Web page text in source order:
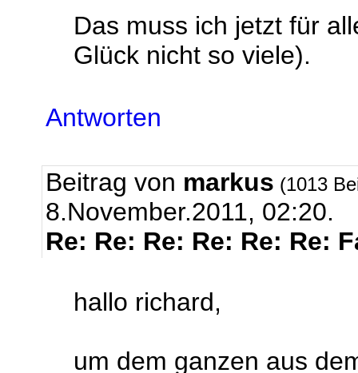
Das muss ich jetzt für
Glück nicht so viele).
Antworten
Beitrag von markus (1013
8.November.2011, 02:20.
Re: Re: Re: Re: Re: Re:
hallo richard,
um dem ganzen aus